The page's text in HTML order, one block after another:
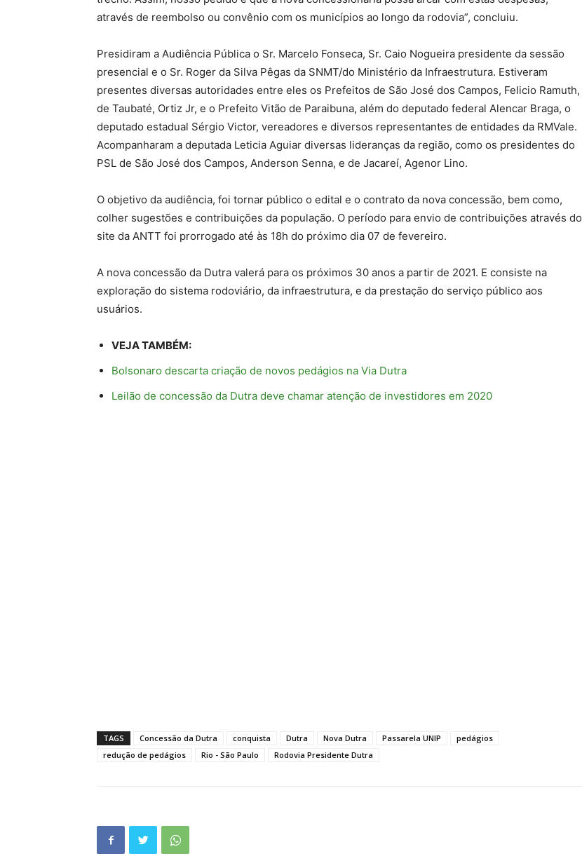
através de reembolso ou convênio com os municípios ao longo da rodovia”, concluiu.
Presidiram a Audiência Pública o Sr. Marcelo Fonseca, Sr. Caio Nogueira presidente da sessão
presencial e o Sr. Roger da Silva Pêgas da SNMT/do Ministério da Infraestrutura. Estiveram
presentes diversas autoridades entre eles os Prefeitos de São José dos Campos, Felicio Ramuth,
de Taubaté, Ortiz Jr, e o Prefeito Vitão de Paraibuna, além do deputado federal Alencar Braga, o
deputado estadual Sérgio Victor, vereadores e diversos representantes de entidades da RMVale.
Acompanharam a deputada Leticia Aguiar diversas lideranças da região, como os presidentes do
PSL de São José dos Campos, Anderson Senna, e de Jacareí, Agenor Lino.
O objetivo da audiência, foi tornar público o edital e o contrato da nova concessão, bem como,
colher sugestões e contribuições da população. O período para envio de contribuições através do
site da ANTT foi prorrogado até às 18h do próximo dia 07 de fevereiro.
A nova concessão da Dutra valerá para os próximos 30 anos a partir de 2021. E consiste na
exploração do sistema rodoviário, da infraestrutura, e da prestação do serviço público aos
usuários.
VEJA TAMBÉM:
Bolsonaro descarta criação de novos pedágios na Via Dutra
Leilão de concessão da Dutra deve chamar atenção de investidores em 2020
TAGS Concessão da Dutra conquista Dutra Nova Dutra Passarela UNIP
pedágios
redução de pedágios
Rio - São Paulo Rodovia Presidente Dutra